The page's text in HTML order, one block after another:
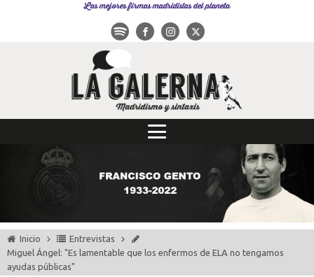
Las mejores firmas madridistas del planeta
Inicio
Entrevistas
Miguel Ángel: "Es lamentable que los enfermos de ELA no tengamos
ayudas públicas"